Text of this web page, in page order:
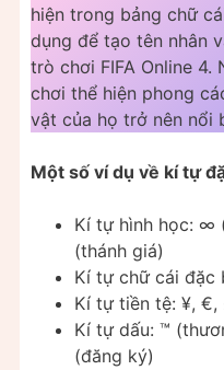
hiện trong bảng chữ
dụng để tạo tên nhân
trò chơi FIFA Online
chơi thể hiện phong
vật của họ trở nên nổi
Một số ví dụ về kí tự
Kí tự hình học: ∞
(thánh giá)
Kí tự chữ cái đặc
Kí tự tiền tệ: ¥, €,
Kí tự dấu: ™
(đăng ký)